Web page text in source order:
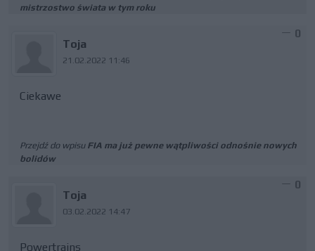
mistrzostwo świata w tym roku
Toja
21.02.2022 11:46
0
Ciekawe
Przejdź do wpisu FIA ma już pewne wątpliwości odnośnie nowych
bolidów
Toja
03.02.2022 14:47
0
Powertrains